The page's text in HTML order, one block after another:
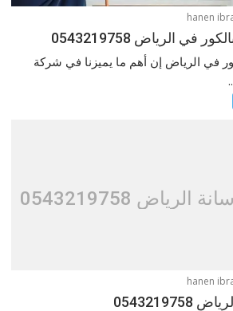
الرياض 0543219758
في الرياض إن أهم ما يميزنا في شركة
0543219758